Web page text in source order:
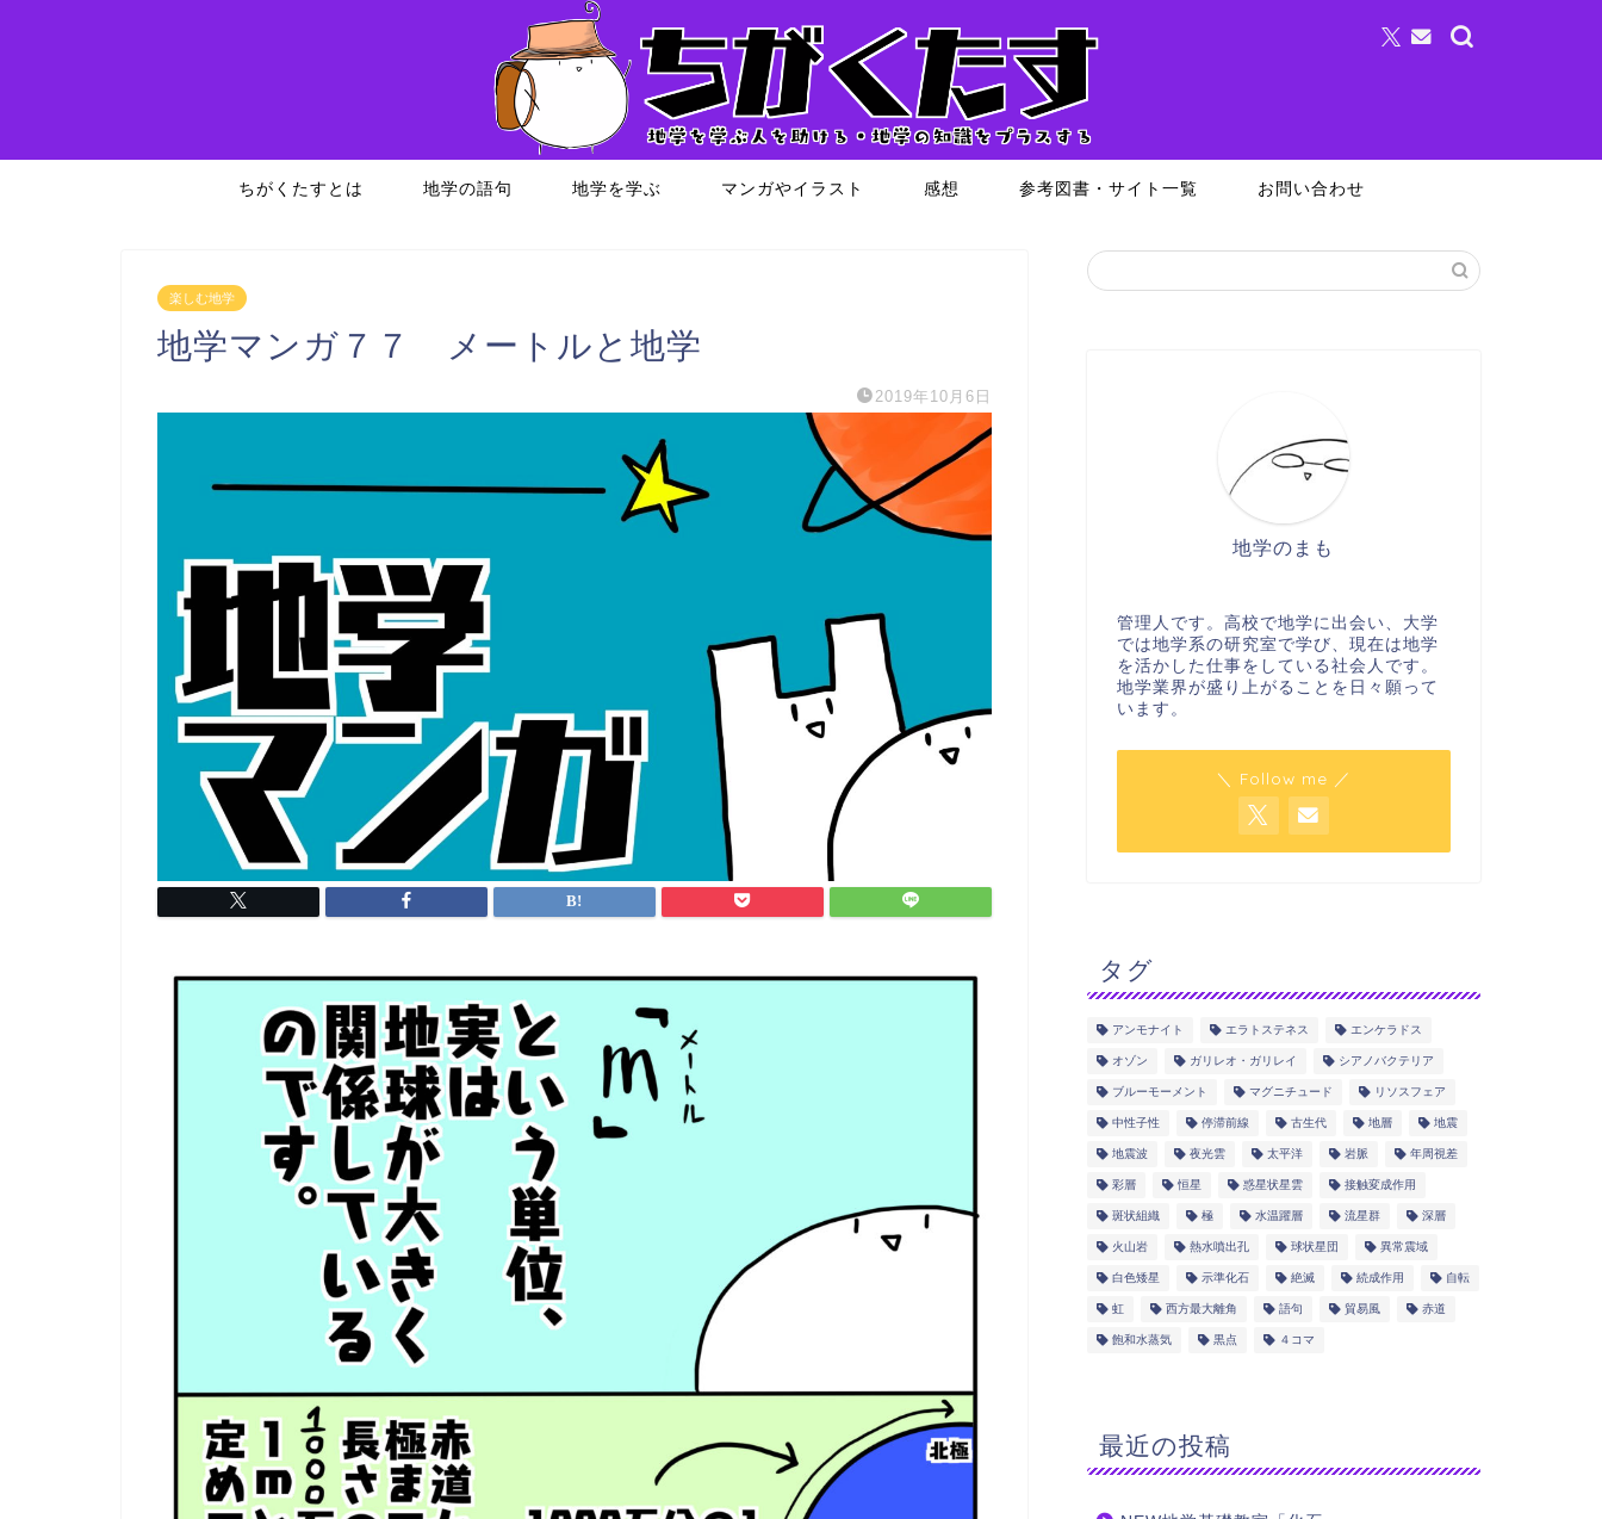
ちがくたすとは 地学の語句 地学を学ぶ マンガやイラスト 感想 参考図書・サイト一覧 お問い合わせ
楽しむ地学
地学マンガ７７ メートルと地学
2019年10月6日
地学のまも
管理人です。高校で地学に出会い、大学
では地学系の研究室で学び、現在は地学
を活かした仕事をしている社会人です。
地学業界が盛り上がることを日々願って
います。
＼ Follow me ／
タグ
アンモナイト エラトステネス エンケラドス
オゾン ガリレオ・ガリレイ シアノバクテリア
ブルーモーメント マグニチュード リソスフェア
中性子性 停滞前線 古生代 地層 地震
地震波 夜光雲 太平洋 岩脈 年周視差
彩層 恒星 惑星状星雲 接触変成作用
斑状組織 極 水温躍層 流星群 深層
火山岩 熱水噴出孔 球状星団 異常震域
白色矮星 示準化石 絶滅 続成作用 自転
虹 西方最大離角 語句 貿易風 赤道
飽和水蒸気 黒点 ４コマ
最近の投稿